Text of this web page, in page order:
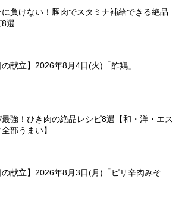
に負けない！豚肉でスタミナ補給できる絶品
8選
の献立】2026年8月4日(火)「酢鶏」
最強！ひき肉の絶品レシピ8選【和・洋・エス
部うまい】
の献立】2026年8月3日(月)「ピリ辛肉みそ